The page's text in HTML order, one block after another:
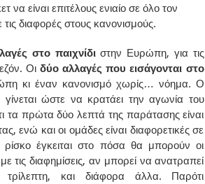
είναι επιτέλους ενιαίο σε όλο τον
διαφορές στους κανονισμούς.
στο παιχνίδιστην Ευρώπη, για τις
Οιδύο αλλαγές που εισάγονται στο
κι έναν κανονισμό χωρίς… νόημα. Ο
ώστε να κρατάει την αγωνία του
τα πρώτα δύο λεπτά της παράτασης είναι
ενώ και οι ομάδες είναι διαφορετικές σε
έγκειται στο πόσα θα μπορούν οι
τις διαφημίσεις, αν μπορεί να ανατραπεί
και διάφορα άλλα. Παρότι